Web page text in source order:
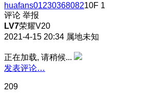
huafans0123036808210F 1
评论 举报
LV7荣耀V20
2021-4-15 20:34 属地未知
正在加载, 请稍候...
发表评论…
209